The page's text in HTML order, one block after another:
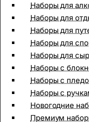
Наборы для
Наборы для
Наборы для
Наборы для
Наборы для
Наборы с
Наборы с
Наборы с
Новогодние
Премиум